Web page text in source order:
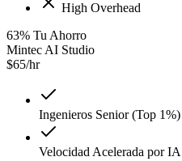
High Overhead
63% Tu Ahorro
Mintec AI Studio
$65/hr
Ingenieros Senior (Top 1%)
Velocidad Acelerada por IA